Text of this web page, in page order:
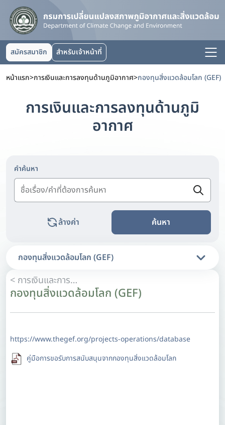
สมัครสมาชิก สำหรับเจ้าหน้าที่
หน้าแรก>การเงินและการลงทุนด้านภูมิอากาศ>กองทุนสิ่งแวดล้อมโลก (GEF)
การเงินและการลงทุนด้านภูมิ
อากาศ
คำค้นหา
ล้างค่า ค้นหา
กองทุนสิ่งแวดล้อมโลก (GEF)
< การเงินและการลงทุนด้านภูมิอากาศ
กองทุนสิ่งแวดล้อมโลก (GEF)
https://www.thegef.org/projects-operations/database
คู่มือการขอรับการสนับสนุนจากกองทุนสิ่งแวดล้อมโลก